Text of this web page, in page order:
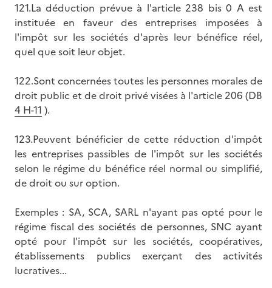
121.La déduction prévue à l'article 238 bis 0 A est
instituée en faveur des entreprises imposées à
l'impôt sur les sociétés d'après leur bénéfice réel,
quel que soit leur objet.
122.Sont concernées toutes les personnes morales de
droit public et de droit privé visées à l'article 206 (DB
4 H-11 ).
123.Peuvent bénéficier de cette réduction d'impôt
les entreprises passibles de l'impôt sur les sociétés
selon le régime du bénéfice réel normal ou simplifié,
de droit ou sur option.
Exemples : SA, SCA, SARL n'ayant pas opté pour le
régime fiscal des sociétés de personnes, SNC ayant
opté pour l'impôt sur les sociétés, coopératives,
établissements publics exerçant des activités
lucratives...